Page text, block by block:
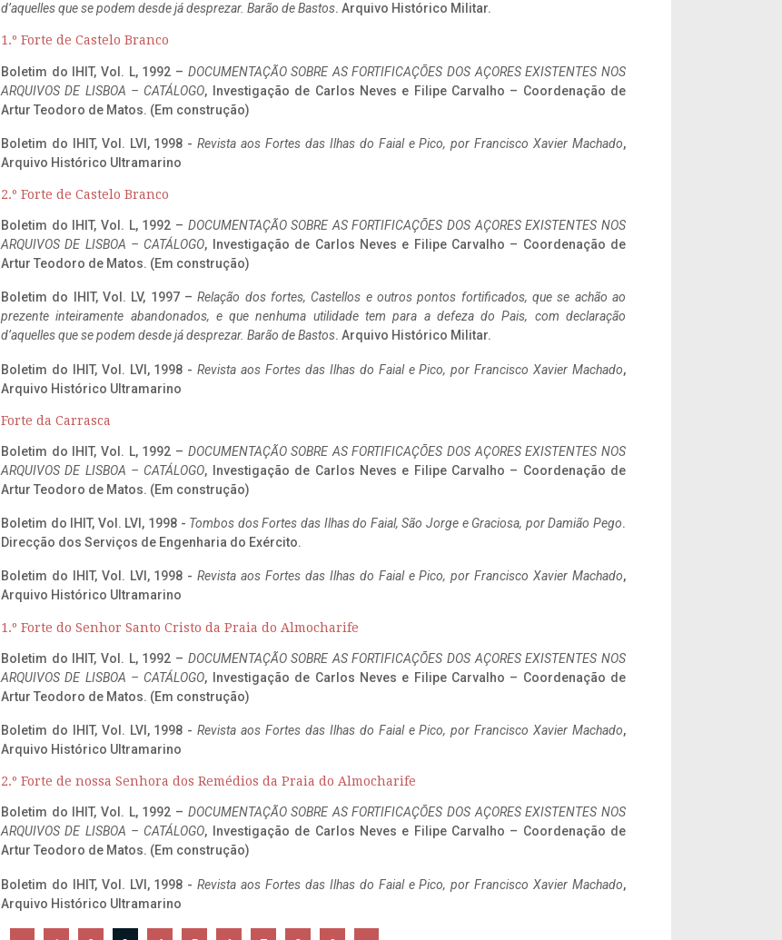
d’aquelles que se podem desde já desprezar. Barão de Bastos. Arquivo Histórico Militar.
1.º Forte de Castelo Branco
Boletim do IHIT, Vol. L, 1992 – DOCUMENTAÇÃO SOBRE AS FORTIFICAÇÕES DOS AÇORES EXISTENTES NOS
ARQUIVOS DE LISBOA – CATÁLOGO, Investigação de Carlos Neves e Filipe Carvalho – Coordenação de
Artur Teodoro de Matos. (Em construção)
Boletim do IHIT, Vol. LVI, 1998 -Revista aos Fortes das Ilhas do Faial e Pico, por Francisco Xavier Machado,
Arquivo Histórico Ultramarino
2.º Forte de Castelo Branco
Boletim do IHIT, Vol. L, 1992 – DOCUMENTAÇÃO SOBRE AS FORTIFICAÇÕES DOS AÇORES EXISTENTES NOS
ARQUIVOS DE LISBOA – CATÁLOGO, Investigação de Carlos Neves e Filipe Carvalho – Coordenação de
Artur Teodoro de Matos. (Em construção)
Boletim do IHIT, Vol. LV, 1997 –Relação dos fortes, Castellos e outros pontos fortificados, que se achão ao
prezente inteiramente abandonados, e que nenhuma utilidade tem para a defeza do Pais, com declaração
d’aquelles que se podem desde já desprezar. Barão de Bastos. Arquivo Histórico Militar.
Boletim do IHIT, Vol. LVI, 1998 -Revista aos Fortes das Ilhas do Faial e Pico, por Francisco Xavier Machado,
Arquivo Histórico Ultramarino
Forte da Carrasca
Boletim do IHIT, Vol. L, 1992 – DOCUMENTAÇÃO SOBRE AS FORTIFICAÇÕES DOS AÇORES EXISTENTES NOS
ARQUIVOS DE LISBOA – CATÁLOGO, Investigação de Carlos Neves e Filipe Carvalho – Coordenação de
Artur Teodoro de Matos. (Em construção)
Boletim do IHIT, Vol. LVI, 1998 - Tombos dos Fortes das Ilhas do Faial, São Jorge e Graciosa, por Damião Pego.
Direcção dos Serviços de Engenharia do Exército.
Boletim do IHIT, Vol. LVI, 1998 -Revista aos Fortes das Ilhas do Faial e Pico, por Francisco Xavier Machado,
Arquivo Histórico Ultramarino
1.º Forte do Senhor Santo Cristo da Praia do Almocharife
Boletim do IHIT, Vol. L, 1992 – DOCUMENTAÇÃO SOBRE AS FORTIFICAÇÕES DOS AÇORES EXISTENTES NOS
ARQUIVOS DE LISBOA – CATÁLOGO, Investigação de Carlos Neves e Filipe Carvalho – Coordenação de
Artur Teodoro de Matos. (Em construção)
Boletim do IHIT, Vol. LVI, 1998 -Revista aos Fortes das Ilhas do Faial e Pico, por Francisco Xavier Machado,
Arquivo Histórico Ultramarino
2.º Forte de nossa Senhora dos Remédios da Praia do Almocharife
Boletim do IHIT, Vol. L, 1992 – DOCUMENTAÇÃO SOBRE AS FORTIFICAÇÕES DOS AÇORES EXISTENTES NOS
ARQUIVOS DE LISBOA – CATÁLOGO, Investigação de Carlos Neves e Filipe Carvalho – Coordenação de
Artur Teodoro de Matos. (Em construção)
Boletim do IHIT, Vol. LVI, 1998 -Revista aos Fortes das Ilhas do Faial e Pico, por Francisco Xavier Machado,
Arquivo Histórico Ultramarino